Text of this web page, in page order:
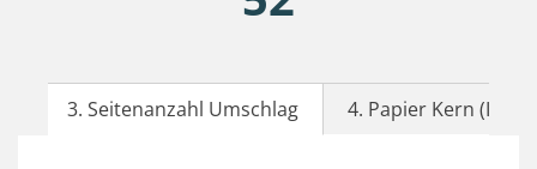
3. Seitenanzahl Umschlag 4. Papier Kern